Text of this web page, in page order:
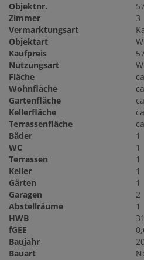
Objektnr.
Zimmer
3
Vermarktungsart
Objektart
Kaufpreis
Nutzungsart
Fläche
Wohnfläche
Gartenfläche
Kellerfläche
Terrassenfläche
Bäder
1
WC
1
Terrassen
1
Keller
1
Gärten
1
Garagen
2
Abstellräume
1
HWB
fGEE
Baujahr
Bauart